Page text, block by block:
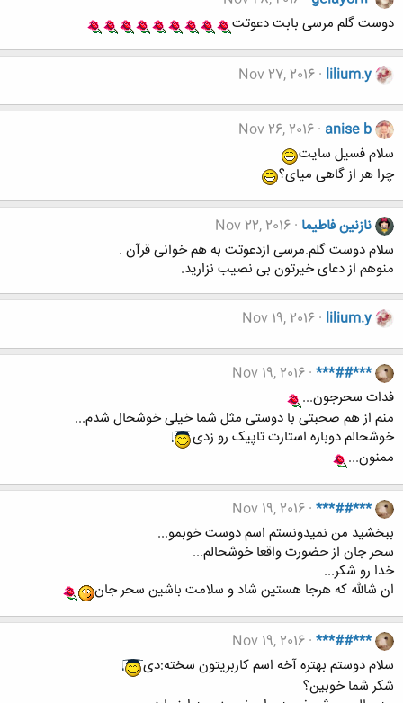
دوست گلم مرسی بابت دعوتت
lilium.y
Nov 27, 2016
anise b
Nov 26, 2016
سلام فسیل سایت
چرا هر از گاهی میای؟
نازنین فاطیما Nov 22, 2016
سلام دوست گلم.مرسی ازدعوتت به هم خوانی قرآن .
منوهم از دعای خیرتون بی نصیب نزارید.
lilium.y
Nov 19, 2016
***##***
Nov 19, 2016
فدات سحرجون...
منم از هم صحبتی با دوستی مثل شما خیلی خوشحال شدم...
خوشحالم دوباره استارت تاپیک رو زدی
ممنون...
***##***
Nov 19, 2016
ببخشید من نمیدونستم اسم دوست خوبمو...
سحر جان از حضورت واقعا خوشحالم...
خدا رو شکر...
ان شالله که هرجا هستین شاد و سلامت باشین سحر جان
***##***
Nov 19, 2016
سلام دوستم بهتره آخه اسم کاربریتون سخته:دی
شکر شما خوبین؟